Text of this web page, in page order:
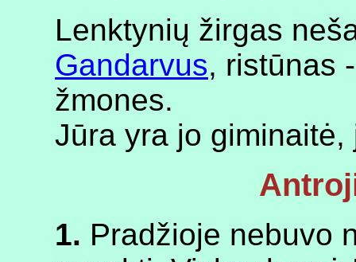
Lenktynių žirgas
Gandarvus, ristūnas
žmones.
Jūra yra jo
1. Pradžioje nebuvo